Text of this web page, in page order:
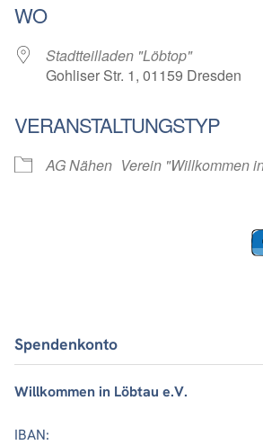
WO
Stadtteilladen "Löbtop"
Gohliser Str. 1, 01159 Dresden
VERANSTALTUNGSTYP
AG Nähen Verein "Willkommen
Spendenkonto
Willkommen in Löbtau e.V.
IBAN: